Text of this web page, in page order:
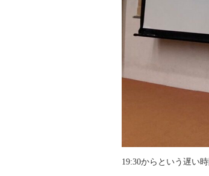
19:30からという遅い